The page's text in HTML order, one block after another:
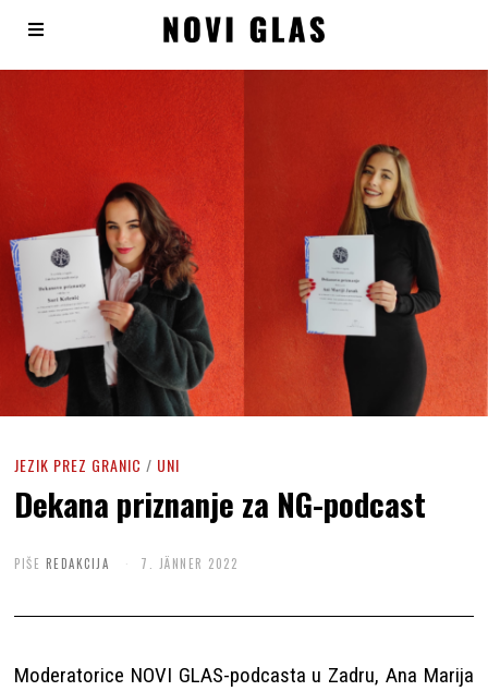
JEZIK PREZ GRANIC / UNI
Dekana priznanje za NG-podcast
PIŠE REDAKCIJA 7. JÄNNER 2022
Moderatorice NOVI GLAS-podcasta u Zadru, Ana Marija